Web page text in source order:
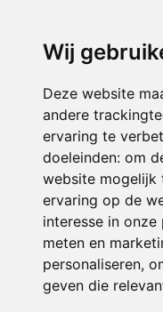
Wij
Deze website
andere
ervaring te
doeleinden: om
website mogelijk
ervaring op de
interesse in
meten en
personaliseren,
geven die
© 2026 De
Privacy policy|Disclaimer